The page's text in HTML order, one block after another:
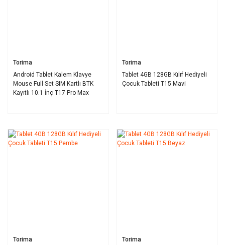
Torima
Android Tablet Kalem Klavye
Mouse Full Set SIM Kartlı BTK
Kayıtlı 10.1 İnç T17 Pro Max
Torima
Tablet 4GB 128GB Kılıf Hediyeli
Çocuk Tableti T15 Mavi
Torima
Torima